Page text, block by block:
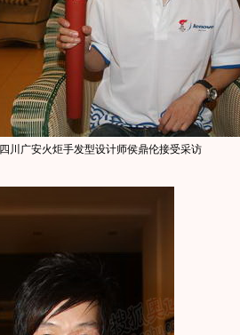
四川广安火炬手发型设计师侯鼎伦接受采访